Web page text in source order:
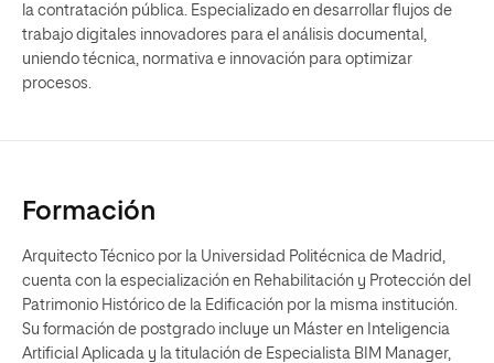
la contratación pública. Especializado en desarrollar flujos de
trabajo digitales innovadores para el análisis documental,
uniendo técnica, normativa e innovación para optimizar
procesos.
Formación
Arquitecto Técnico por la Universidad Politécnica de Madrid,
cuenta con la especialización en Rehabilitación y Protección del
Patrimonio Histórico de la Edificación por la misma institución.
Su formación de postgrado incluye un Máster en Inteligencia
Artificial Aplicada y la titulación de Especialista BIM Manager,